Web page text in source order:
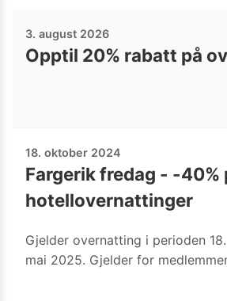
3. august 2026
Opptil 20% rabatt på
18. oktober 2024
Fargerik fredag - -40%
hotellovernattinger
Gjelder overnatting i perioden
mai 2025. Gjelder for